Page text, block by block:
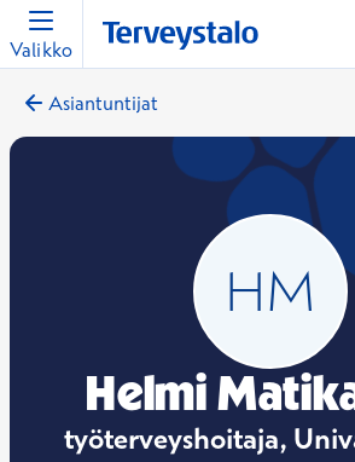
Valikko
Asiantuntijat
Helmi
työterveyshoitaja,